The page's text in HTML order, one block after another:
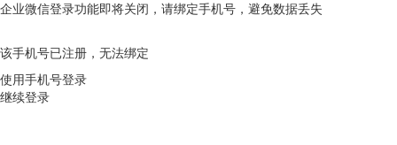
企业微信登录功能即将关闭，请绑定手机号，避免数据丢失
该手机号已注册，无法绑定
使用手机号登录
继续登录